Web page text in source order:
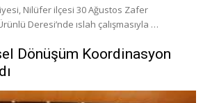
Nilüfer ilçesi 30 Ağustos Zafer
Deresi’nde ıslah çalışmasıyla …
Dönüşüm Koordinasyon